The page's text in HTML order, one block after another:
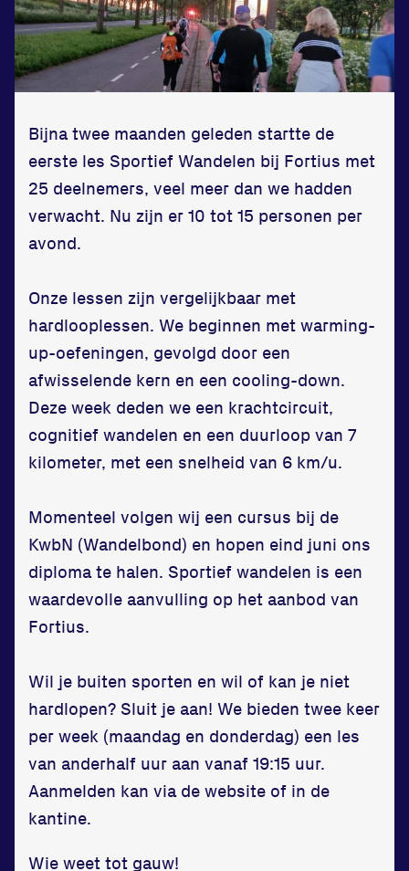
Zet een personal record
in onze gym
Fitness
Atleten
Vereniging
Contact
Locatie
Sportpark Reeweg
Halmaheiraplein 35
Bekijk locatie
Informatie
Privacy en cookies
Disclaimer
Bijna twee maanden geleden startte de
eerste les Sportief Wandelen bij Fortius met
25 deelnemers, veel meer dan we hadden
verwacht. Nu zijn er 10 tot 15 personen per
avond.
Onze lessen zijn vergelijkbaar met
hardlooplessen. We beginnen met warming-
up-oefeningen, gevolgd door een
afwisselende kern en een cooling-down.
Deze week deden we een krachtcircuit,
cognitief wandelen en een duurloop van 7
kilometer, met een snelheid van 6 km/u.
Momenteel volgen wij een cursus bij de
KwbN (Wandelbond) en hopen eind juni ons
diploma te halen. Sportief wandelen is een
waardevolle aanvulling op het aanbod van
Fortius.
Wil je buiten sporten en wil of kan je niet
hardlopen? Sluit je aan! We bieden twee keer
per week (maandag en donderdag) een les
van anderhalf uur aan vanaf 19:15 uur.
Aanmelden kan via de website of in de
kantine.
Wie weet tot gauw!